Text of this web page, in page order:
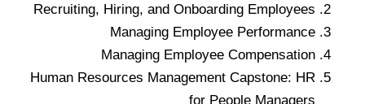
Recruiting, Hiring, and Onboarding Employees
Managing Employee Performance
Managing Employee Compensation
Human Resources Management Capstone: HR
for People Managers